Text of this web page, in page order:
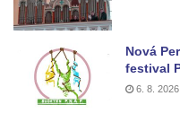
Bývalý vodní náhon u
Železniční most u
Pitrův most v Rajhradě
Kamenný most v
Nová
festival
6. 8. 2026